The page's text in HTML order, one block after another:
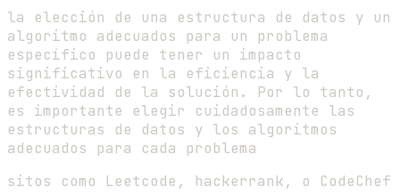
la elección de una estructura de datos y un
algoritmo adecuados para un problema
específico puede tener un impacto
significativo en la eficiencia y la
efectividad de la solución. Por lo tanto,
es importante elegir cuidadosamente las
estructuras de datos y los algoritmos
adecuados para cada problema
sitos como Leetcode, hackerrank, o CodeChef